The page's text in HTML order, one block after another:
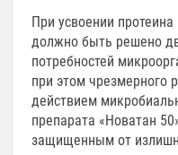
При усвоении
должно быть решено
потребностей
при этом чрезмерного
действием
препарата «Новатан
защищенным от